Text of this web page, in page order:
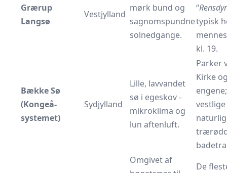
Grærup
Langsø
Vestjylland
mørk bund og
sagnomspundne
solnedgange.
“
typisk
kl. 19.
Bække Sø
(Kongeå-
systemet)
Sydjylland
Lille, lavvandet
sø i egeskov -
mikroklima og
lun aftenluft.
Parker
Kirke
Omgivet af
De